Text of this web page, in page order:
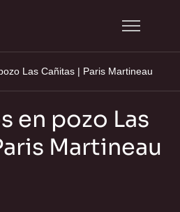
Las Cañitas | Paris Martineau
en pozo Las
Martineau